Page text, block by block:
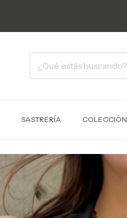
SASTRERÍA COLECCIÓN